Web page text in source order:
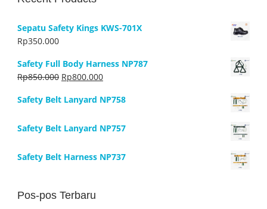
Sepatu Safety Kings KWS-701X
Rp350.000
Safety Full Body Harness NP787
Rp850.000 Harga
adalah:
Rp800.000Harga
ini
Rp800.000.
Safety Belt Lanyard NP758
Safety Belt Lanyard NP757
Safety Belt Harness NP737
Pos-pos Terbaru